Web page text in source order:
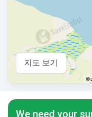
지도 보기
©
We need your